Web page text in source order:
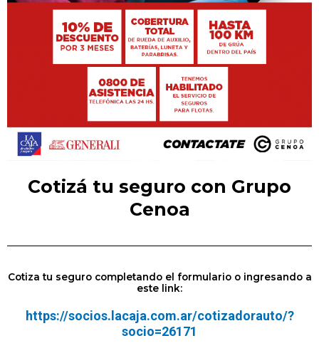
Cotizá tu seguro con Grupo
Cenoa
Cotiza tu seguro completando el formulario o ingresando a
este link:
https://socios.lacaja.com.ar/cotizadorauto/?
socio=26171